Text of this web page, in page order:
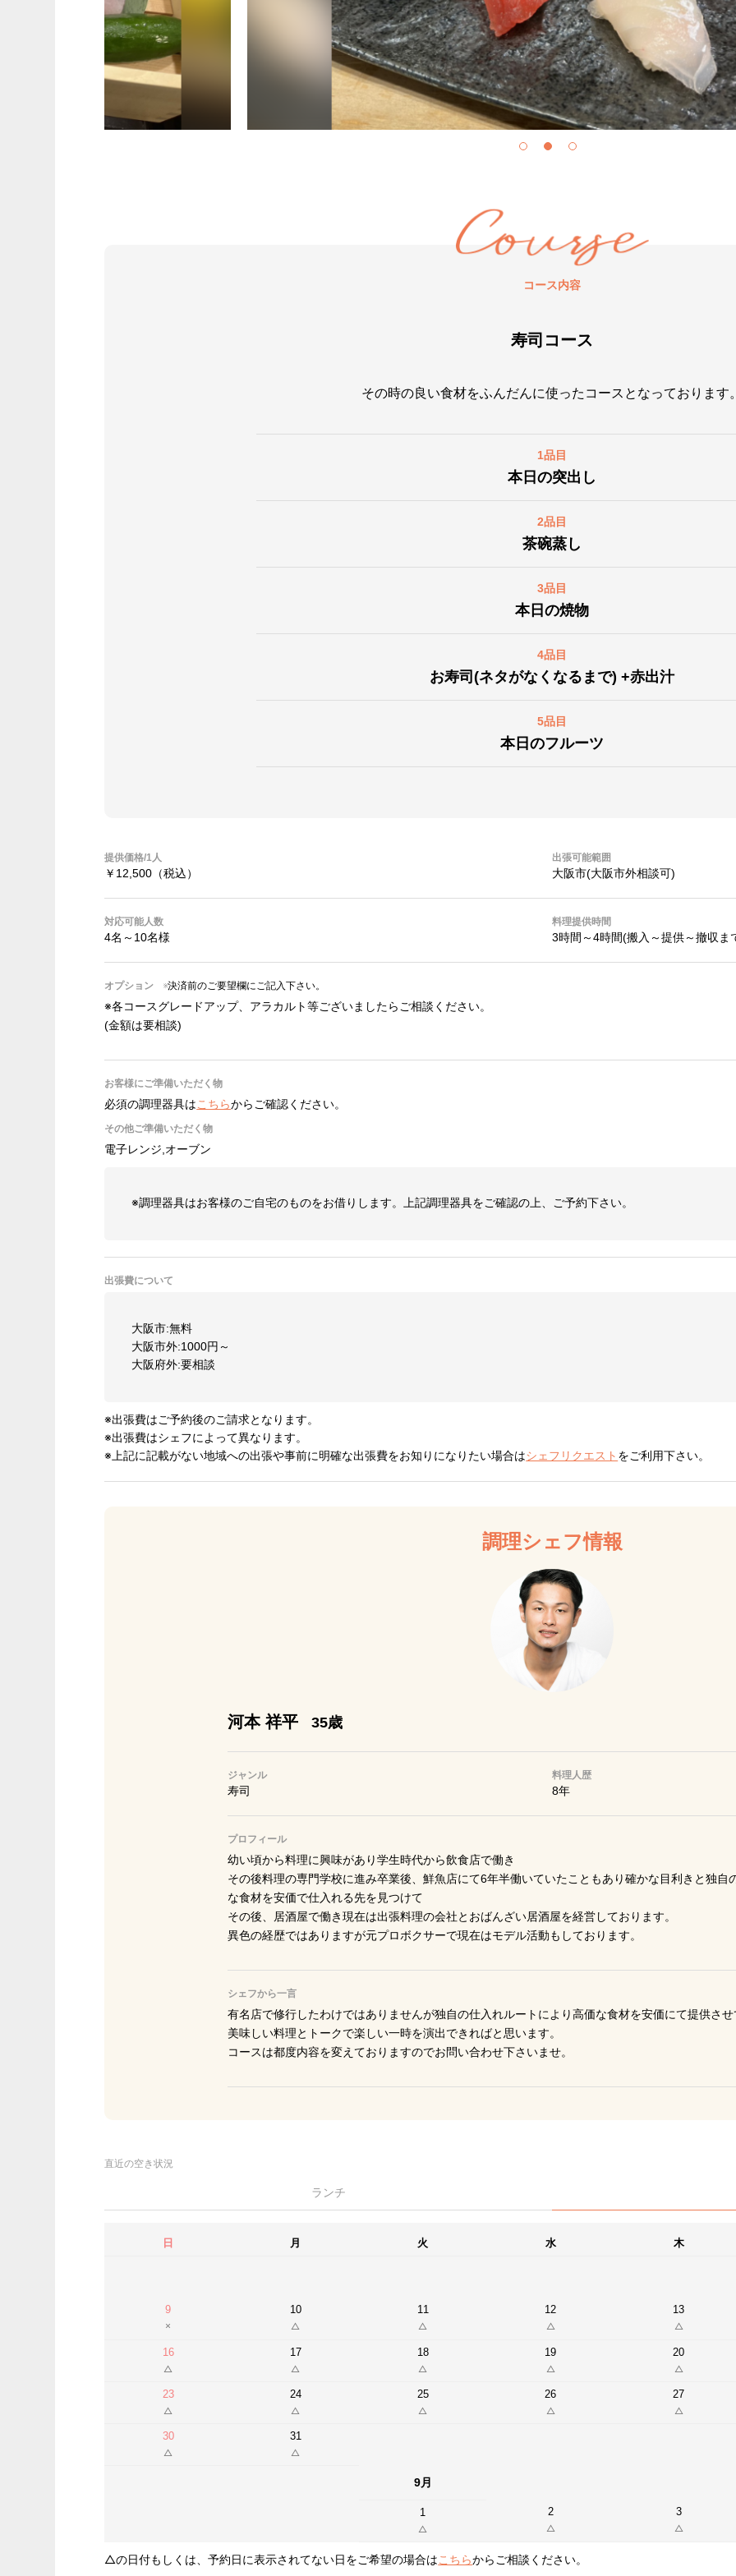
コース内容
寿司コース
その時の良い食材をふんだんに使ったコースとなっております
1品目
本日の突出し
2品目
茶碗蒸し
3品目
本日の焼物
4品目
お寿司(ネタがなくなるまで) +赤出汁
5品目
本日のフルーツ
提供価格/1人
￥12,500 （税込）
出張可能範囲
大阪市(大阪市外相談可)
対応可能人数
4名～10名様
料理提供時間
3時間～4時間(搬入～提供～撤収ま
オプション ※決済前のご要望欄にご記入下さい。
※各コースグレードアップ、アラカルト等ございましたらご相談ください。
(金額は要相談)
お客様にご準備いただく物
必須の調理器具はこちらからご確認ください。
その他ご準備いただく物
電子レンジ,オーブン
※調理器具はお客様のご自宅のものをお借りします。上記調理器具をご確認の上、ご予約下さい。
出張費について
大阪市:無料
大阪市外:1000円～
大阪府外:要相談
※出張費はご予約後のご請求となります。
※出張費はシェフによって異なります。
※上記に記載がない地域への出張や事前に明確な出張費をお知りになりたい場合はシェフリクエスト をご利用下さい。
調理シェフ情報
河本 祥平 35歳
ジャンル
寿司
料理人歴
8年
プロフィール
幼い頃から料理に興味があり学生時代から飲食店で働き
その後料理の専門学校に進み卒業後、鮮魚店にて6年半働いていたこともあり確かな目利きと独自
な食材を安価で仕入れる先を見つけて
その後、居酒屋で働き現在は出張料理の会社とおばんざい居酒屋を経営しております。
異色の経歴ではありますが元プロボクサーで現在はモデル活動もしております。
シェフから一言
有名店で修行したわけではありませんが独自の仕入れルートにより高価な食材を安価にて提供さ
美味しい料理とトークで楽しい一時を演出できればと思います。
コースは都度内容を変えておりますのでお問い合わせ下さいませ。
直近の空き状況
ランチ
日 月 火 水 木
9 10 11 12 13
16 17 18 19 20
23 24 25 26 27
30 31
9月
1 2 3
△の日付もしくは、予約日に表示されてない日をご希望の場合はこちらからご相談ください。